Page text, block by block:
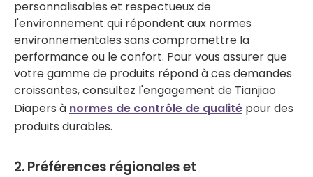
personnalisables et respectueux de
l'environnement qui répondent aux normes
environnementales sans compromettre la
performance ou le confort. Pour vous assurer que
votre gamme de produits répond à ces demandes
croissantes, consultez l'engagement de Tianjiao
Diapers à normes de contrôle de qualité pour des
produits durables.
2. Préférences régionales et